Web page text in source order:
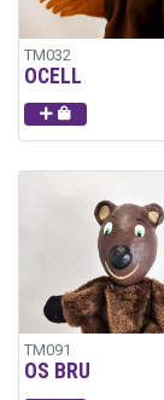
TM032
OCELL
TM091
OS BRU